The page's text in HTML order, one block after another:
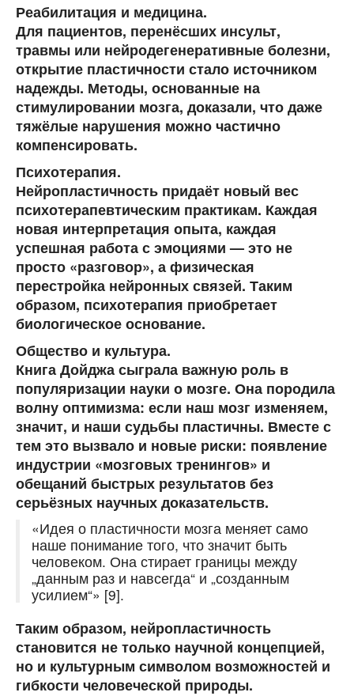
Реабилитация и медицина.
Для пациентов, перенёсших инсульт,
травмы или нейродегенеративные болезни,
открытие пластичности стало источником
надежды. Методы, основанные на
стимулировании мозга, доказали, что даже
тяжёлые нарушения можно частично
компенсировать.
Психотерапия.
Нейропластичность придаёт новый вес
психотерапевтическим практикам. Каждая
новая интерпретация опыта, каждая
успешная работа с эмоциями — это не
просто «разговор», а физическая
перестройка нейронных связей. Таким
образом, психотерапия приобретает
биологическое основание.
Общество и культура.
Книга Дойджа сыграла важную роль в
популяризации науки о мозге. Она породила
волну оптимизма: если наш мозг изменяем,
значит, и наши судьбы пластичны. Вместе с
тем это вызвало и новые риски: появление
индустрии «мозговых тренингов» и
обещаний быстрых результатов без
серьёзных научных доказательств.
«Идея о пластичности мозга меняет само
наше понимание того, что значит быть
человеком. Она стирает границы между
„данным раз и навсегда“ и „созданным
усилием“» [9].
Таким образом, нейропластичность
становится не только научной концепцией,
но и культурным символом возможностей и
гибкости человеческой природы.